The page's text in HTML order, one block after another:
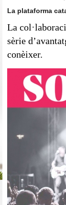
La plataforma
La
sèrie
conèixer.